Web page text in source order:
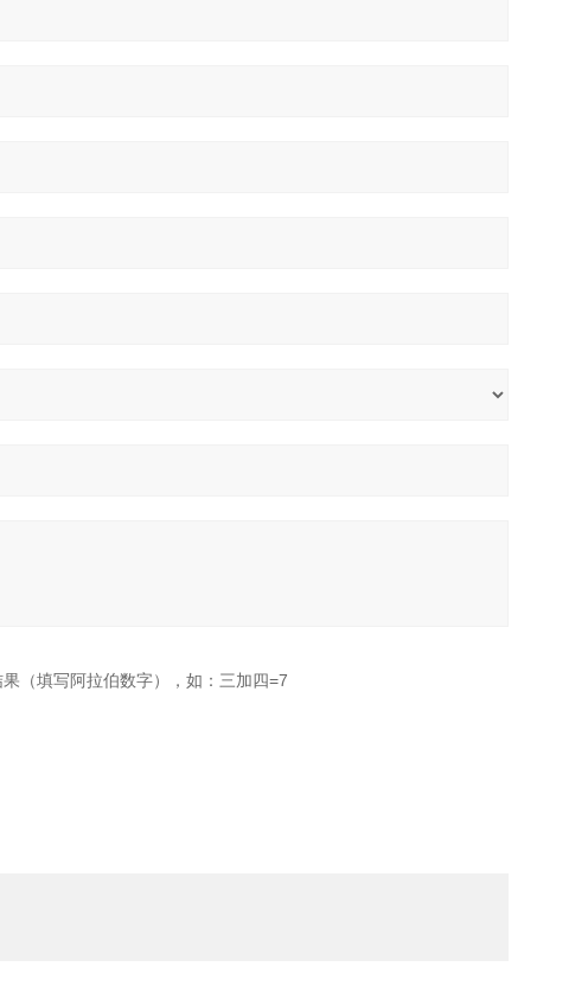
（填写阿拉伯数字），如：三加四=7